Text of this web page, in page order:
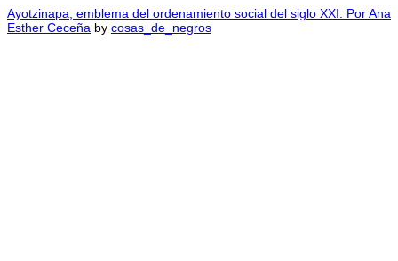
Ayotzinapa, emblema del ordenamiento social del siglo XXI. Por Ana
Esther Ceceña by cosas_de_negros